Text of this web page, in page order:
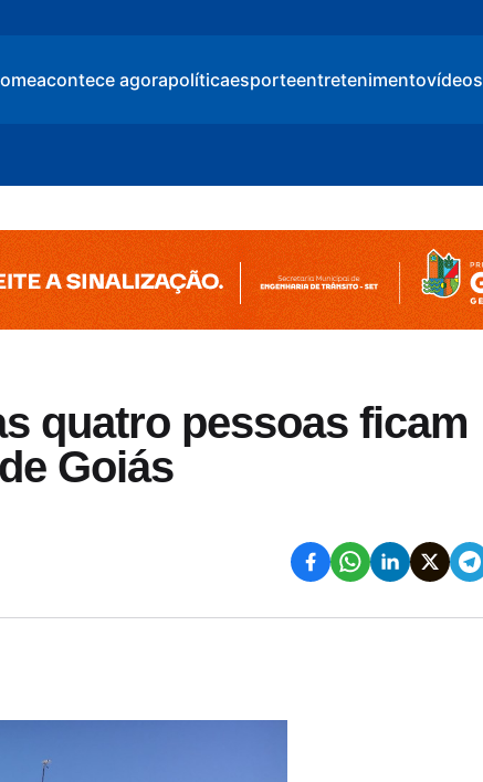
acontece agorapolíticaesporteentretenimentovídeos
quatro pessoas ficam
Goiás